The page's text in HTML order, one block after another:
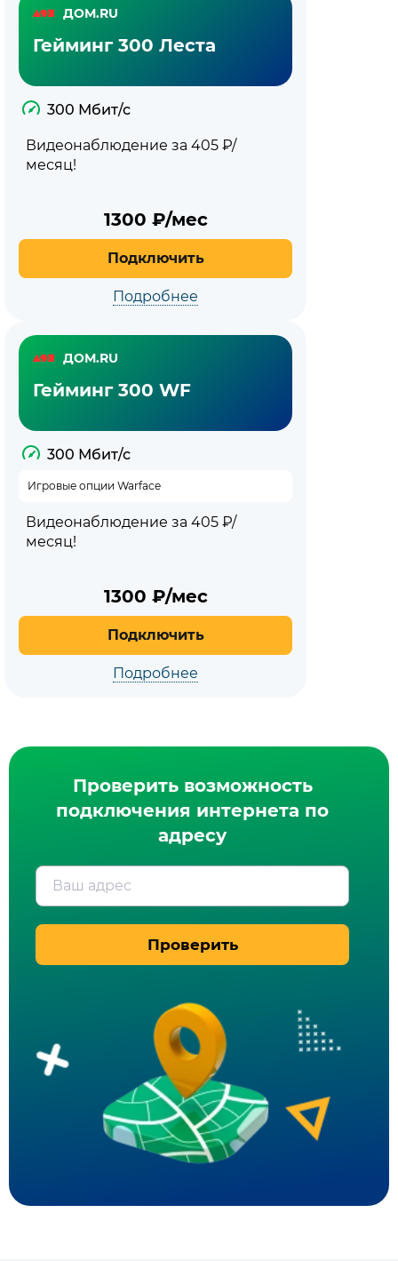
ДОМ.RU
Гейминг 300 Леста
300 Мбит/с
Видеонаблюдение за 405 ₽/
месяц!
1300 ₽/мес
Подключить
Подробнее
ДОМ.RU
Гейминг 300 WF
300 Мбит/с
Игровые опции Warface
Видеонаблюдение за 405 ₽/
месяц!
1300 ₽/мес
Подключить
Подробнее
Проверить возможность
подключения интернета по
адресу
Ваш адрес
Проверить